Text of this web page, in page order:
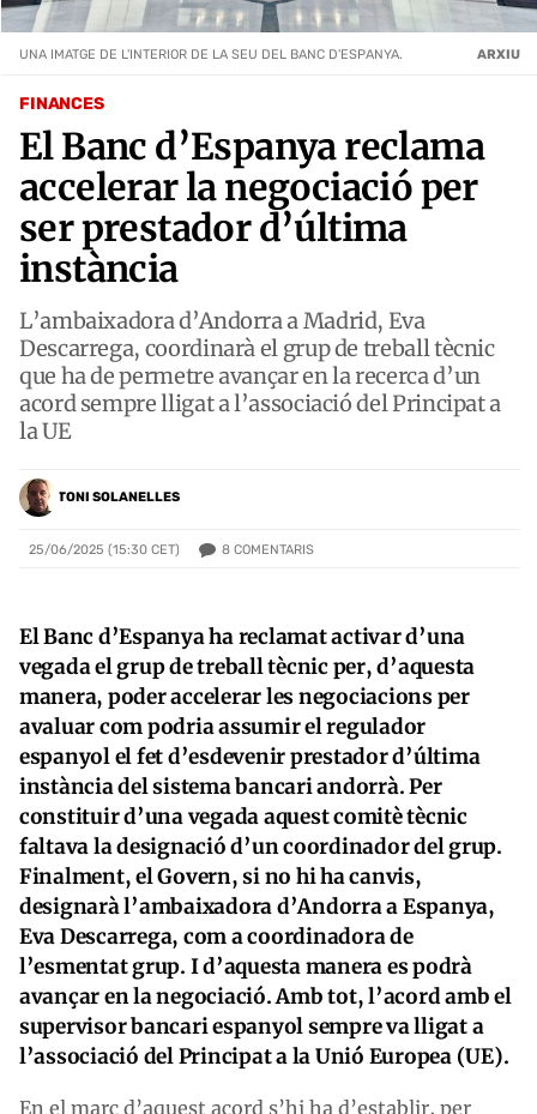
FINANCES
El Banc d’Espanya reclama
accelerar la negociació per
ser prestador d’última
instància
L’ambaixadora d’Andorra a Madrid, Eva
Descarrega, coordinarà el grup de treball tècnic
que ha de permetre avançar en la recerca d’un
acord sempre lligat a l’associació del Principat a
la UE
TONI SOLANELLES
25/06/2025 (15:30 CET) 8 COMENTARIS
UNA IMATGE DE L'INTERIOR DE LA SEU DEL BANC D'ESPANYA. ARXIU
El Banc d’Espanya ha reclamat activar d’una
vegada el grup de treball tècnic per, d’aquesta
manera, poder accelerar les negociacions per
avaluar com podria assumir el regulador
espanyol el fet d’esdevenir prestador d’última
instància del sistema bancari andorrà. Per
constituir d’una vegada aquest comitè tècnic
faltava la designació d’un coordinador del grup.
Finalment, el Govern, si no hi ha canvis,
designarà l’ambaixadora d’Andorra a Espanya,
Eva Descarrega, com a coordinadora de
l’esmentat grup. I d’aquesta manera es podrà
avançar en la negociació. Amb tot, l’acord amb el
supervisor bancari espanyol sempre va lligat a
l’associació del Principat a la Unió Europea (UE).
En el marc d’aquest acord s’hi ha d’establir, per